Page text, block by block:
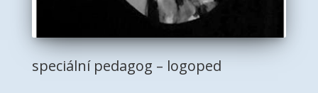
speciální pedagog – logoped